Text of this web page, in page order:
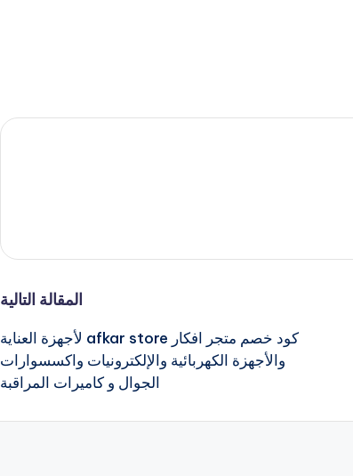
المقالة التالية
كود خصم متجر افكار afkar store لأجهزة العناية
والأجهزة الكهربائية والإلكترونيات واكسسوارات
الجوال و كاميرات المراقبة